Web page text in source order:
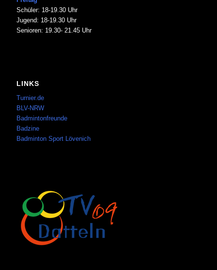
Schüler: 18-19.30 Uhr
Jugend: 18-19.30 Uhr
Senioren: 19.30- 21.45 Uhr
LINKS
Turnier.de
BLV-NRW
Badmintonfreunde
Badzine
Badminton Sport Lövenich